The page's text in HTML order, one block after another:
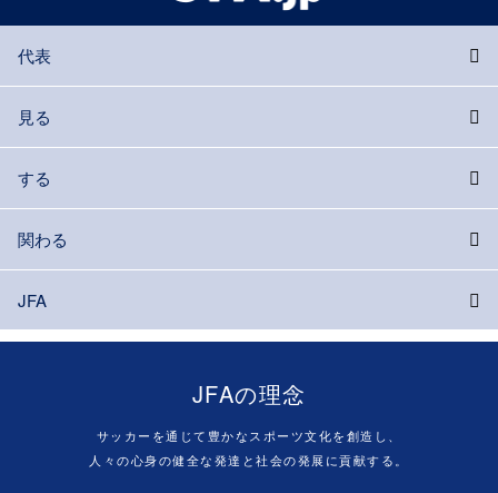
代表
見る
する
関わる
JFA
JFAの理念
サッカーを通じて豊かなスポーツ文化を創造し、
人々の心身の健全な発達と社会の発展に貢献する。